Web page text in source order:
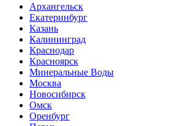
Архангельск
Екатеринбург
Казань
Калининград
Краснодар
Красноярск
Минеральные Воды
Москва
Новосибирск
Омск
Оренбург